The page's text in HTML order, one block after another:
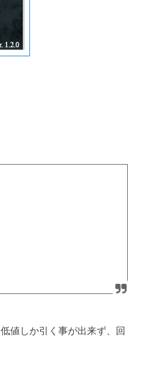
値しか引く事が出来ず、回